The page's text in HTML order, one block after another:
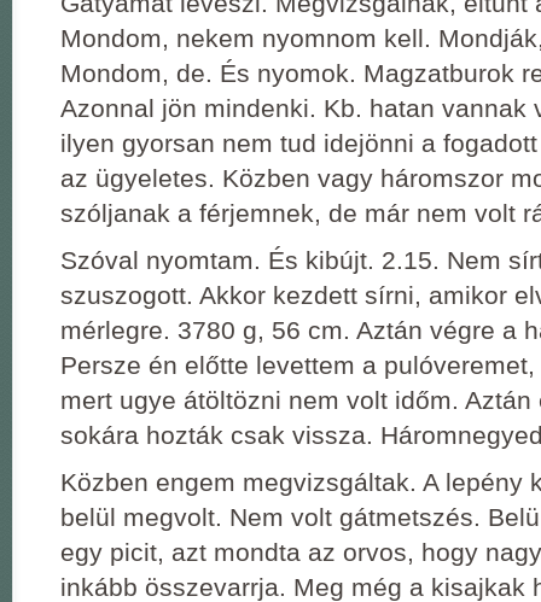
Mondom, nekem nyomnom kell.
Mondom, de. És nyomok. Magzatburok
Azonnal jön mindenki. Kb. hatan vannak
ilyen gyorsan nem tud idejönni a
az ügyeletes. Közben vagy háromszor
szóljanak a férjemnek, de már nem volt
Szóval nyomtam. És kibújt. 2.15. Nem
szuszogott. Akkor kezdett sírni, amikor
mérlegre. 3780 g, 56 cm. Aztán végre a
Persze én előtte levettem a
mert ugye átöltözni nem volt időm.
sokára hozták csak vissza.
Közben engem megvizsgáltak. A lepény
belül megvolt. Nem volt gátmetszés.
egy picit, azt mondta az orvos, hogy
inkább összevarrja. Meg még a kisajkak